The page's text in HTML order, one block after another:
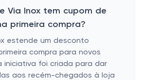
Via Inox tem cupom de
primeira compra?
estende um desconto
compra para novos
iniciativa foi criada para dar
aos recém-chegados à loja